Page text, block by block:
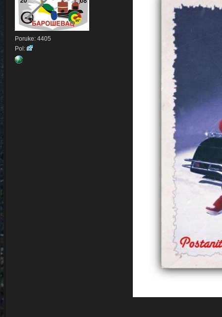
Poruke: 4405
Pol: